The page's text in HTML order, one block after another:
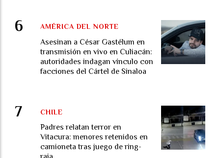
Asesinan a César Gastélum en
transmisión en vivo en Culiacán:
autoridades indagan vínculo con
facciones del Cártel de Sinaloa
AMÉRICA DEL NORTE
Padres relatan terror en
Vitacura: menores retenidos en
camioneta tras juego de ring-
CHILE